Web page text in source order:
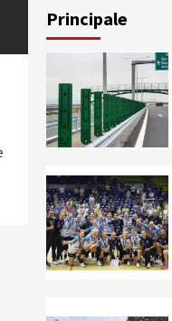
Principale